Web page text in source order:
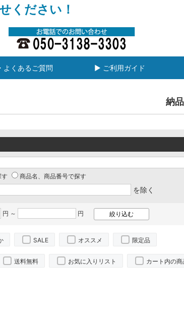
ください！
よくあるご質問 ▶ ご利用ガイド
納
す 商品名、商品番号で探す
を除く
円 ～ 円
SALE オススメ 限定品
送料無料 お気に入りリスト カート内の